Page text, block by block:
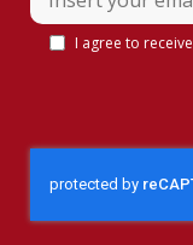
I agree to